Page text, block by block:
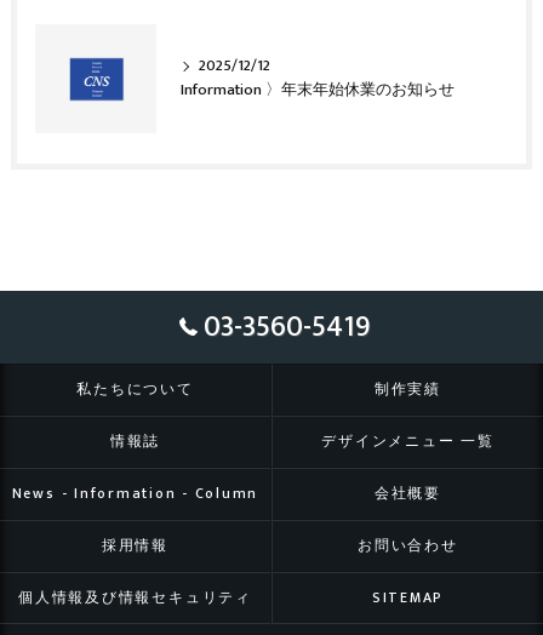
2025/12/12
Information 〉年末年始休業のお知らせ
03-3560-5419
私たちについて 制作実績
情報誌 デザインメニュー 一覧
News - Information - Column 会社概要
採用情報 お問い合わせ
個人情報及び情報セキュリティ SITEMAP